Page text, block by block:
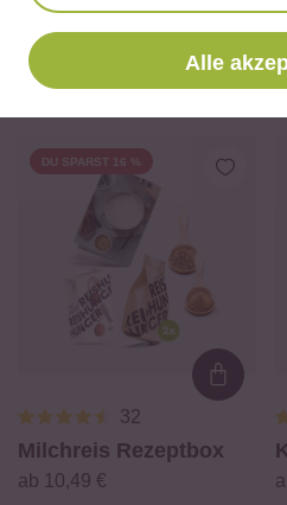
Milch Reis mit Beeren
Wird oft
DU SPARST 16 %
32
Milchreis Rezeptbox
ab 10,49 €
Alle